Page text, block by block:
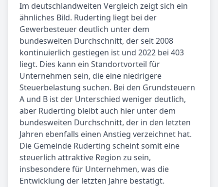
Im deutschlandweiten Vergleich zeigt sich ein
ähnliches Bild. Ruderting liegt bei der
Gewerbesteuer deutlich unter dem
bundesweiten Durchschnitt, der seit 2008
kontinuierlich gestiegen ist und 2022 bei 403
liegt. Dies kann ein Standortvorteil für
Unternehmen sein, die eine niedrigere
Steuerbelastung suchen. Bei den Grundsteuern
A und B ist der Unterschied weniger deutlich,
aber Ruderting bleibt auch hier unter dem
bundesweiten Durchschnitt, der in den letzten
Jahren ebenfalls einen Anstieg verzeichnet hat.
Die Gemeinde Ruderting scheint somit eine
steuerlich attraktive Region zu sein,
insbesondere für Unternehmen, was die
Entwicklung der letzten Jahre bestätigt.